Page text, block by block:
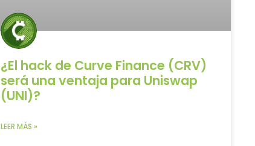
¿El hack de Curve Finance (CRV)
será una ventaja para Uniswap
(UNI)?
LEER MÁS »